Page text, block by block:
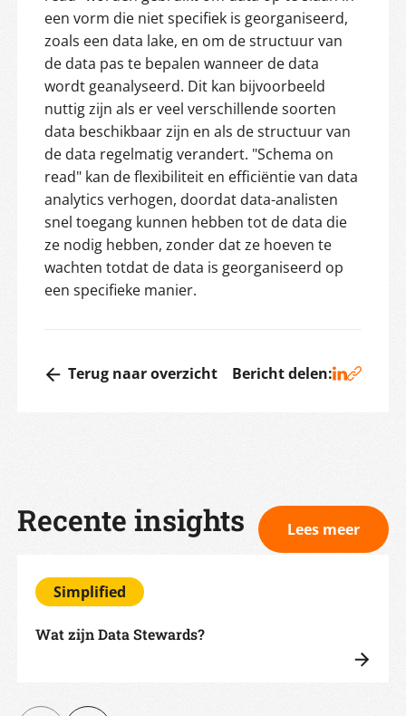
een vorm die niet specifiek is georganiseerd,
zoals een data lake, en om de structuur van
de data pas te bepalen wanneer de data
wordt geanalyseerd. Dit kan bijvoorbeeld
nuttig zijn als er veel verschillende soorten
data beschikbaar zijn en als de structuur van
de data regelmatig verandert. "Schema on
read" kan de flexibiliteit en efficiëntie van data
analytics verhogen, doordat data-analisten
snel toegang kunnen hebben tot de data die
ze nodig hebben, zonder dat ze hoeven te
wachten totdat de data is georganiseerd op
een specifieke manier.
Terug naar overzicht Bericht delen:
Recente insights Lees meer
Simplified
Wat zijn Data Stewards?